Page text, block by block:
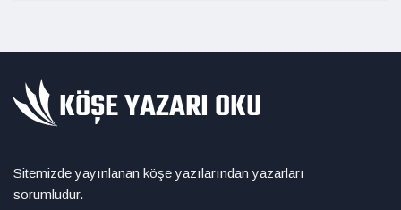
Sitemizde yayınlanan köşe yazılarından yazarları
sorumludur.